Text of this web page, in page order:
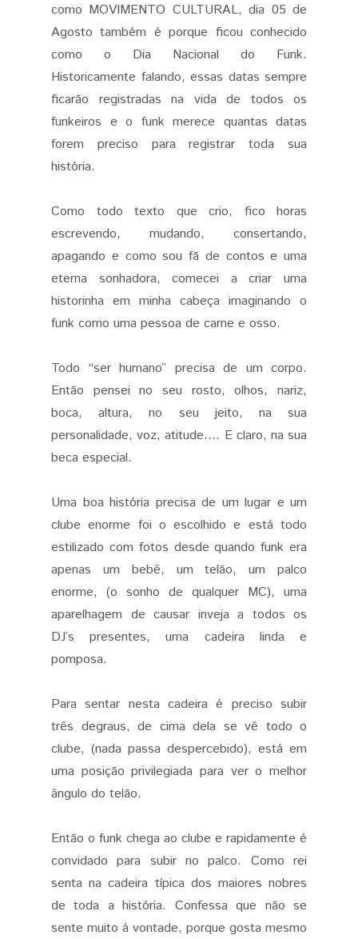
como MOVIMENTO CULTURAL, dia 05 de
Agosto também é porque ficou conhecido
como o Dia Nacional do Funk.
Historicamente falando, essas datas sempre
ficarão registradas na vida de todos os
funkeiros e o funk merece quantas datas
forem preciso para registrar toda sua
história.
Como todo texto que crio, fico horas
escrevendo, mudando, consertando,
apagando e como sou fã de contos e uma
eterna sonhadora, comecei a criar uma
historinha em minha cabeça imaginando o
funk como uma pessoa de carne e osso.
Todo “ser humano” precisa de um corpo.
Então pensei no seu rosto, olhos, nariz,
boca, altura, no seu jeito, na sua
personalidade, voz, atitude.... E claro, na sua
beca especial.
Uma boa história precisa de um lugar e um
clube enorme foi o escolhido e está todo
estilizado com fotos desde quando funk era
apenas um bebê, um telão, um palco
enorme, (o sonho de qualquer MC), uma
aparelhagem de causar inveja a todos os
DJ’s presentes, uma cadeira linda e
pomposa.
Para sentar nesta cadeira é preciso subir
três degraus, de cima dela se vê todo o
clube, (nada passa despercebido), está em
uma posição privilegiada para ver o melhor
ângulo do telão.
Então o funk chega ao clube e rapidamente é
convidado para subir no palco. Como rei
senta na cadeira típica dos maiores nobres
de toda a história. Confessa que não se
sente muito à vontade, porque gosta mesmo